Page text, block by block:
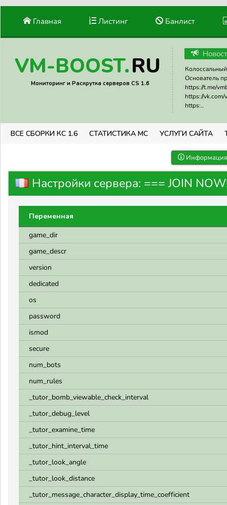
Главная Листинг Банлист
VM-BOOST.RU
Мониторинг и Раскрутка серверов CS 1.6
Основатель
https://t.me/
https://vk.com/
https:..
ВСЕ СБОРКИ КС 1.6 СТАТИСТИКА МС УСЛУГИ САЙТА
Настройки сервера: === JOIN
Переменная
game_dir
game_descr
version
dedicated
os
password
ismod
secure
num_bots
num_rules
_tutor_bomb_viewable_check_interval
_tutor_debug_level
_tutor_examine_time
_tutor_hint_interval_time
_tutor_look_angle
_tutor_look_distance
_tutor_message_character_display_time_coefficient